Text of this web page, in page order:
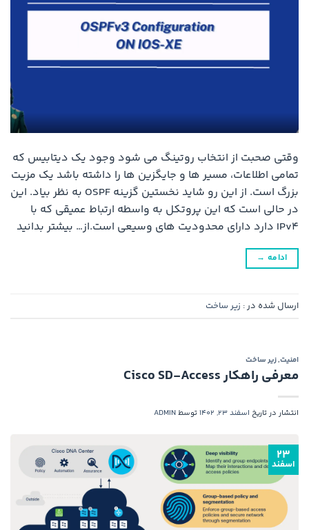
وقتی صحبت از انتخاب روتینگ می شود وجود یک دیتابیس که
تمامی اطلاعات، مسیر ها و جایگزین ها را داشته باشد یک مزیت
بزرگ است. از این رو شاید نخستین گزینه OSPF به نظر بیاد. این
در حالی است که این پروتکل به واسطه ارتباط عمیقی که با
IPv4 دارد دارای محدودیت های وسیعی است.از… بیشتر بدانید
ادامه →
ارسال شده در : زیر ساخت
امنیت,زیر ساخت
معرفی راهکار Cisco SD-Access
انتشار در تاریخ اسفند 23, 1402 توسطADMIN
۲۳
اسفند